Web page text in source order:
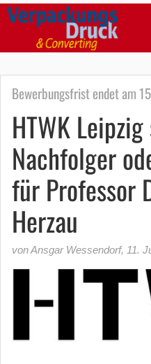
Bewerbungsfrist endet am
HTWK
Nachfolger
für Professor
Herzau
von Ansgar Wessendorf, 11.